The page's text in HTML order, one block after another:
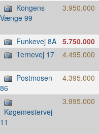
Kongens
Vænge 99
3.950.000
Funkevej 8A 5.750.000
Ternevej 17
4.495.000
Postmosen
86
4.395.000
Køgemestervej
11
3.995.000